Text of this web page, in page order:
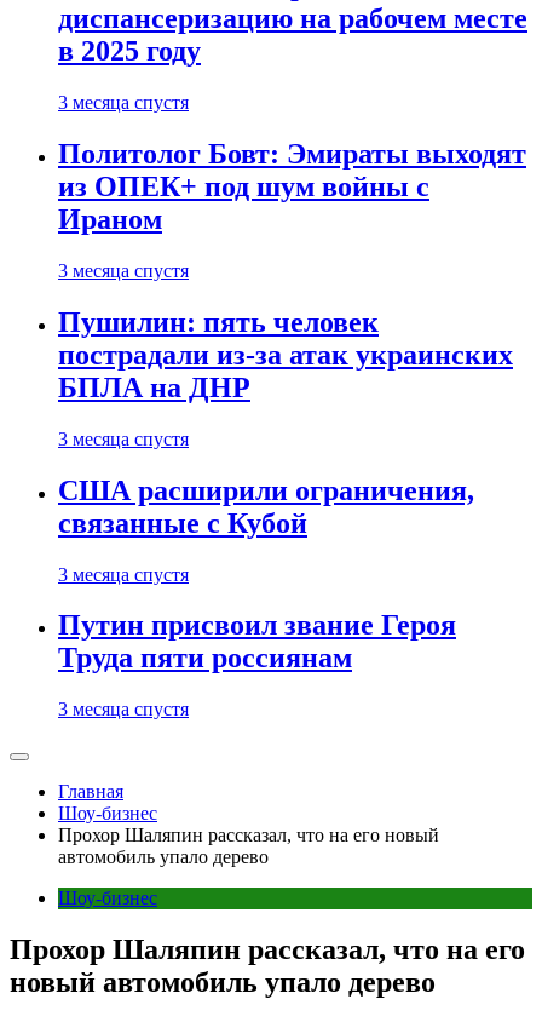
диспансеризацию на рабочем месте
в 2025 году
3 месяца спустя
Политолог Бовт: Эмираты выходят
из ОПЕК+ под шум войны с
Ираном
3 месяца спустя
Пушилин: пять человек
пострадали из-за атак украинских
БПЛА на ДНР
3 месяца спустя
США расширили ограничения,
связанные с Кубой
3 месяца спустя
Путин присвоил звание Героя
Труда пяти россиянам
3 месяца спустя
Главная
Шоу-бизнес
Прохор Шаляпин рассказал, что на его новый
автомобиль упало дерево
Шоу-бизнес
Прохор Шаляпин рассказал, что на его
новый автомобиль упало дерево